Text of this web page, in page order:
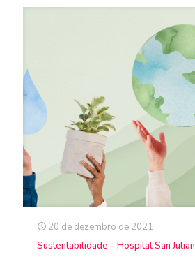
20 de dezembro de 2021
Sustentabilidade – Hospital San Julian